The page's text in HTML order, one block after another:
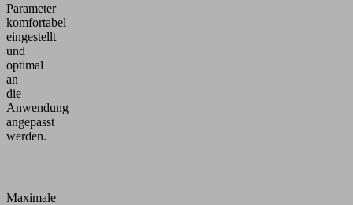
Parameter
komfortabel
eingestellt
und
optimal
an
die
Anwendung
angepasst
werden.
Maximale